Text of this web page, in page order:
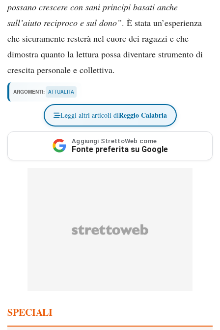
possano crescere con sani principi basati anche
sull’aiuto reciproco e sul dono”. È stata un’esperienza
che sicuramente resterà nel cuore dei ragazzi e che
dimostra quanto la lettura possa diventare strumento di
crescita personale e collettiva.
ARGOMENTI: ATTUALITÀ
Leggi altri articoli diReggio Calabria
Aggiungi StrettoWeb come
Fonte preferita su Google
SPECIALI